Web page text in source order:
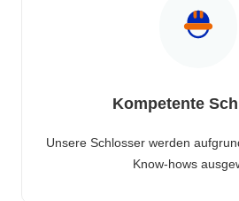
Kompetente
Unsere Schlosser werden
Know-hows